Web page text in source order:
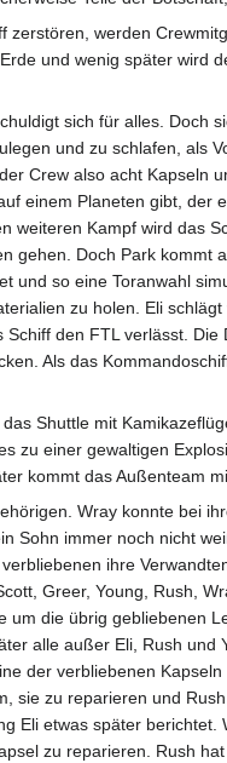
zerstören, werden
und wenig später wird
sich für alles. Doch
und zu schlafen, als
Crew also acht Kapseln
einem Planeten gibt, der
weiteren Kampf wird das
gehen. Doch Park kommt
und so eine Toranwahl
zu holen. Eli
den FTL verlässt.
Als das
Shuttle mit
zu einer gewaltigen
kommt das Außenteam
Wray konnte bei
Sohn immer noch nicht
ihre
Greer, Young, Rush,
die übrig gebliebenen
alle außer Eli, Rush
der verbliebenen
zu reparieren und
Eli etwas später
zu reparieren. Rush